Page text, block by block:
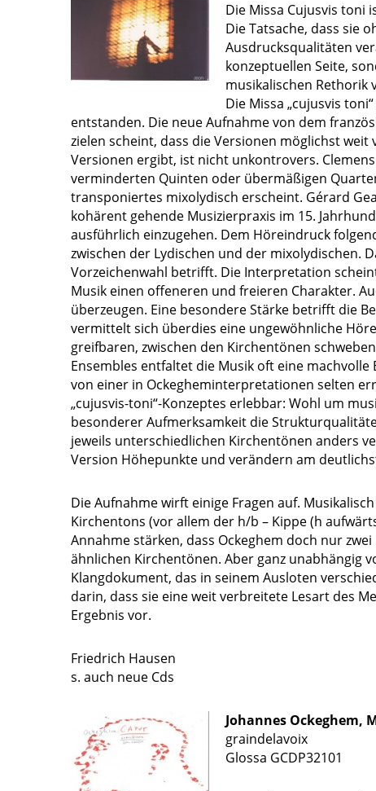
Die Missa Cujusvis toni
Die Tatsache, dass sie
Ausdrucksqualitäten
konzeptuellen Seite,
musikalischen Rethorik
Die Missa „cujusvis
entstanden. Die neue Aufnahme von dem
zielen scheint, dass die Versionen möglichst
Versionen ergibt, ist nicht unkontrovers.
verminderten Quinten oder übermäßigen
transponiertes mixolydisch erscheint. Gérard
kohärent gehende Musizierpraxis im 15.
ausführlich einzugehen. Dem Höreindruck
zwischen der Lydischen und der mixolydischen.
Vorzeichenwahl betrifft. Die Interpretation
Musik einen offeneren und freieren Charakter.
überzeugen. Eine besondere Stärke betrifft die
vermittelt sich überdies eine ungewöhnliche
greifbaren, zwischen den Kirchentönen
Ensembles entfaltet die Musik oft eine
von einer in Ockegheminterpretationen selten
„cujusvis-toni“-Konzeptes erlebbar: Wohl um
besonderer Aufmerksamkeit die
jeweils unterschiedlichen Kirchentönen anders
Version Höhepunkte und verändern am
Die Aufnahme wirft einige Fragen auf.
Kirchentons (vor allem der h/b – Kippe (h
Annahme stärken, dass Ockeghem doch nur
ähnlichen Kirchentönen. Aber ganz unabhängig
Klangdokument, das in seinem Ausloten
darin, dass sie eine weit verbreitete Lesart des
Ergebnis vor.
Friedrich Hausen
s. auch neue Cds
Johannes Ockeghem,
graindelavoix
Glossa GCDP32101